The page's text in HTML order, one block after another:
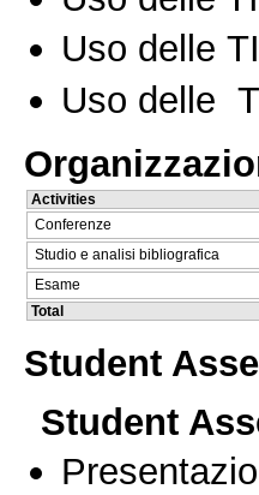
Uso delle
Uso delle
Activities
Conferenze
Studio e analisi bibliografica
Esame
Total
Student
Student